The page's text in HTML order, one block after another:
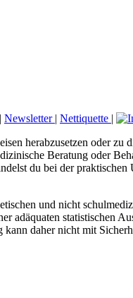
| Newsletter | Nettiquette |
herabzusetzen oder zu
Beratung oder
du bei der praktischen
und nicht
adäquaten statistischen
daher nicht mit